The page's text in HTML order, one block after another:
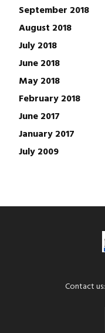
September 2018
August 2018
July 2018
June 2018
May 2018
February 2018
June 2017
January 2017
July 2009
Contact us: